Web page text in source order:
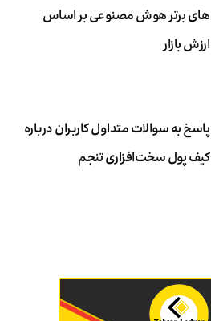
های برتر هوش مصنوعی بر اساس
ارزش بازار
پاسخ به سوالات متداول کاربران درباره
کیف پول سخت‌افزاری تنجم